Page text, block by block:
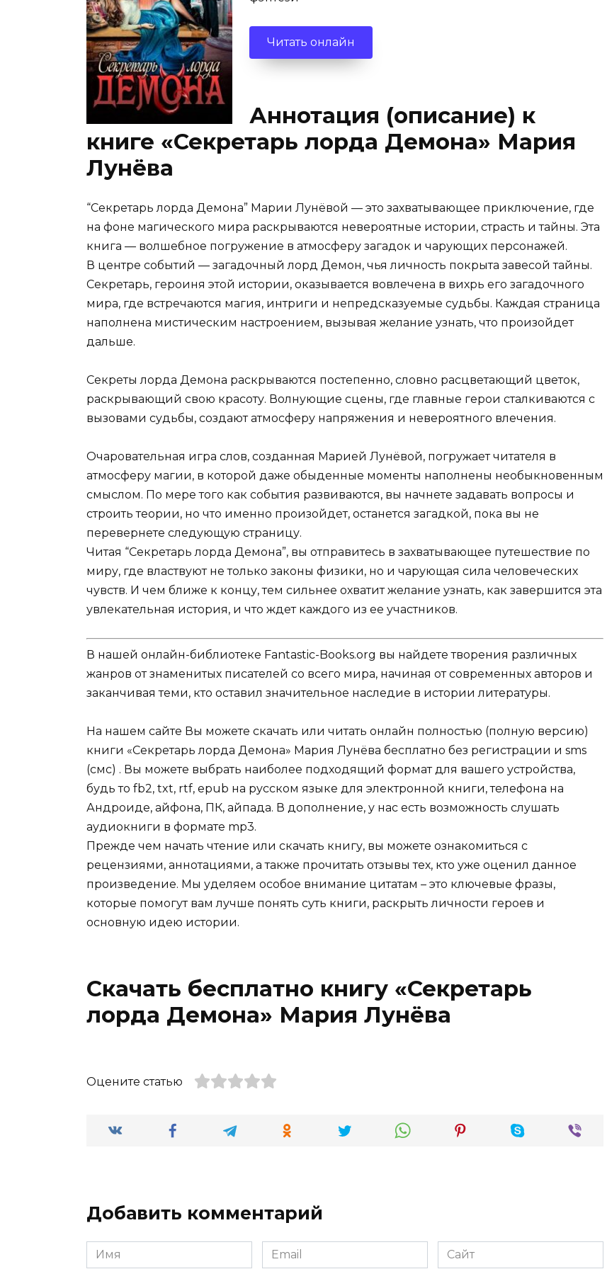
Читать онлайн
Аннотация (описание) к
книге «Секретарь лорда Демона» Мария
Лунёва
“Секретарь лорда Демона” Марии Лунёвой — это захватывающее приключение, где
на фоне магического мира раскрываются невероятные истории, страсть и тайны. Эта
книга — волшебное погружение в атмосферу загадок и чарующих персонажей.
В центре событий — загадочный лорд Демон, чья личность покрыта завесой тайны.
Секретарь, героиня этой истории, оказывается вовлечена в вихрь его загадочного
мира, где встречаются магия, интриги и непредсказуемые судьбы. Каждая страница
наполнена мистическим настроением, вызывая желание узнать, что произойдет
дальше.
Секреты лорда Демона раскрываются постепенно, словно расцветающий цветок,
раскрывающий свою красоту. Волнующие сцены, где главные герои сталкиваются с
вызовами судьбы, создают атмосферу напряжения и невероятного влечения.
Очаровательная игра слов, созданная Марией Лунёвой, погружает читателя в
атмосферу магии, в которой даже обыденные моменты наполнены необыкновенным
смыслом. По мере того как события развиваются, вы начнете задавать вопросы и
строить теории, но что именно произойдет, останется загадкой, пока вы не
перевернете следующую страницу.
Читая “Секретарь лорда Демона”, вы отправитесь в захватывающее путешествие по
миру, где властвуют не только законы физики, но и чарующая сила человеческих
чувств. И чем ближе к концу, тем сильнее охватит желание узнать, как завершится эта
увлекательная история, и что ждет каждого из ее участников.
В нашей онлайн-библиотеке Fantastic-Books.org вы найдете творения различных
жанров от знаменитых писателей со всего мира, начиная от современных авторов и
заканчивая теми, кто оставил значительное наследие в истории литературы.
На нашем сайте Вы можете скачать или читать онлайн полностью (полную версию)
книги «Секретарь лорда Демона» Мария Лунёва бесплатно без регистрации и sms
(смс) . Вы можете выбрать наиболее подходящий формат для вашего устройства,
будь то fb2, txt, rtf, epub на русском языке для электронной книги, телефона на
Андроиде, айфона, ПК, айпада. В дополнение, у нас есть возможность слушать
аудиокниги в формате mp3.
Прежде чем начать чтение или скачать книгу, вы можете ознакомиться с
рецензиями, аннотациями, а также прочитать отзывы тех, кто уже оценил данное
произведение. Мы уделяем особое внимание цитатам – это ключевые фразы,
которые помогут вам лучше понять суть книги, раскрыть личности героев и
основную идею истории.
Скачать бесплатно книгу «Секретарь
лорда Демона» Мария Лунёва
Оцените статью
Добавить комментарий
Имя
*
Email
*
Сайт